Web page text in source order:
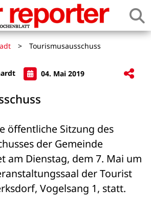
> Tourismusausschuss
04. Mai 2019
öffentliche Sitzung des
der Gemeinde
am Dienstag, dem 7. Mai um
der Tourist
Vogelsang 1, statt.